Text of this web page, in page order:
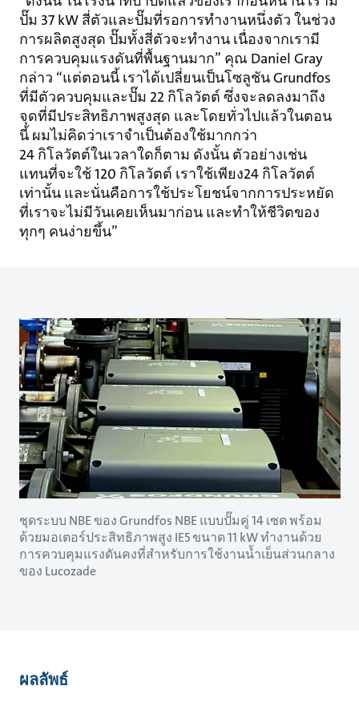
ปั๊ม 37 kW สี่ตัวและปั๊มที่รอการทำงานหนึ่งตัว ในช่วง
การผลิตสูงสุด ปั๊มทั้งสี่ตัวจะทำงาน เนื่องจากเรามี
การควบคุมแรงดันที่พื้นฐานมาก” คุณ Daniel Gray
กล่าว “แต่ตอนนี้ เราได้เปลี่ยนเป็นโซลูชัน Grundfos
ที่มีตัวควบคุมและปั๊ม 22 กิโลวัตต์ ซึ่งจะลดลงมาถึง
จุดที่มีประสิทธิภาพสูงสุด และโดยทั่วไปแล้วในตอน
นี้ ผมไม่คิดว่าเราจำเป็นต้องใช้มากกว่า
24 กิโลวัตต์ในเวลาใดก็ตาม ดังนั้น ตัวอย่างเช่น
แทนที่จะใช้ 120 กิโลวัตต์ เราใช้เพียง24 กิโลวัตต์
เท่านั้น และนั่นคือการใช้ประโยชน์จากการประหยัด
ที่เราจะไม่มีวันเคยเห็นมาก่อน และทำให้ชีวิตของ
ทุกๆ คนง่ายขึ้น”
ชุดระบบ NBE ของ Grundfos NBE แบบปั๊มคู่ 14 เซต พร้อม
ด้วยมอเตอร์ประสิทธิภาพสูง IE5 ขนาด 11 kW ทำงานด้วย
การควบคุมแรงดันคงที่สำหรับการใช้งานน้ำเย็นส่วนกลาง
ของ Lucozade
ผลลัพธ์